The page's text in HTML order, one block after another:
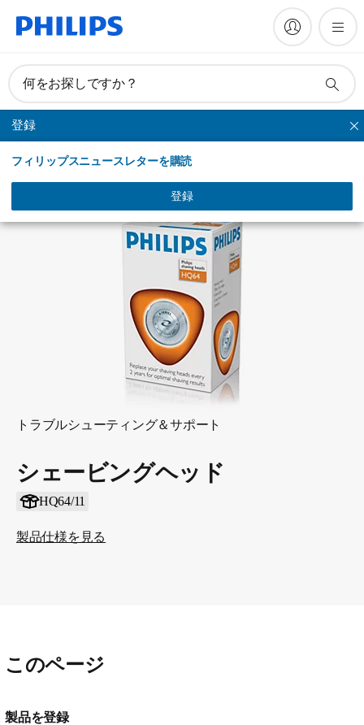
何をお探しですか？
登録
フィリップスニュースレターを購読
登録
替刃
トラブルシューティング＆サポート
シェービングヘッド
HQ64/11
製品仕様を見る
このページ
製品を登録